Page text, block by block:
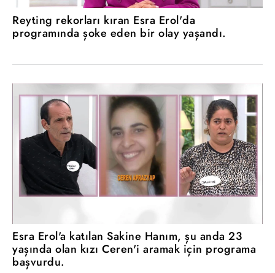
Reyting rekorları kıran Esra Erol'da
programında şoke eden bir olay yaşandı.
Esra Erol'a katılan Sakine Hanım, şu anda 23
yaşında olan kızı Ceren'i aramak için programa
başvurdu.